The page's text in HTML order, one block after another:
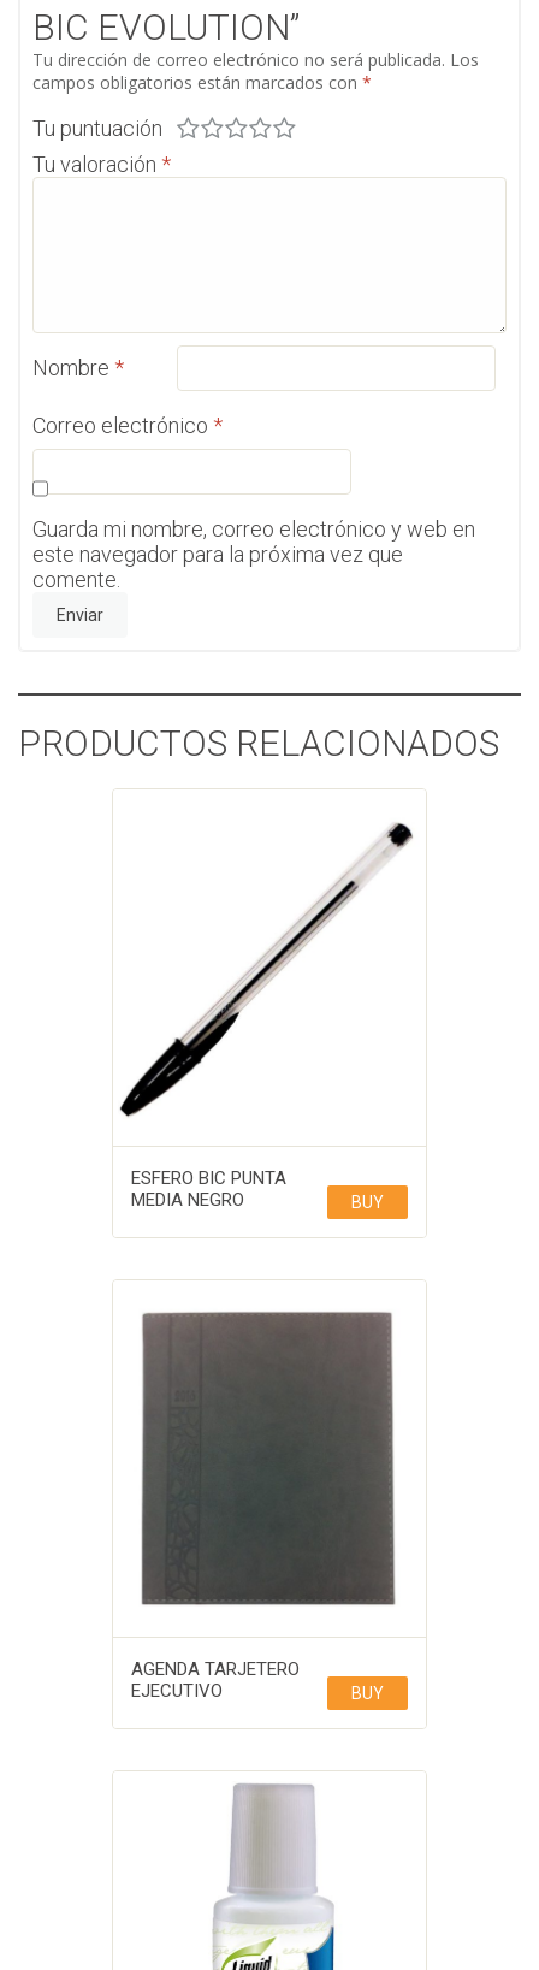
BIC EVOLUTION”
Tu dirección de correo electrónico no será publicada. Los
campos obligatorios están marcados con *
Tu puntuación
Tu valoración *
Nombre *
Correo electrónico *
Guarda mi nombre, correo electrónico y web en
este navegador para la próxima vez que
comente.
PRODUCTOS RELACIONADOS
ESFERO BIC PUNTA
MEDIA NEGRO
BUY
AGENDA TARJETERO
EJECUTIVO
BUY